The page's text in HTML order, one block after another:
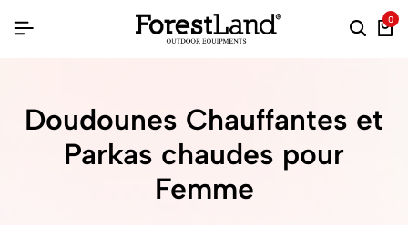
0
Doudounes Chauffantes et
Parkas chaudes pour
Femme